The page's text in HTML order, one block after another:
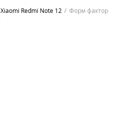
Xiaomi Redmi Note 12
Форм фактор